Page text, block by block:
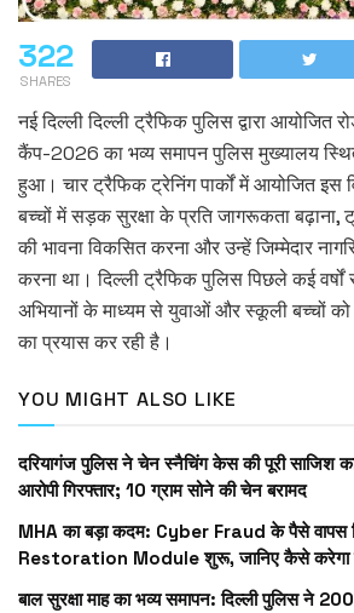
322
SHARES
नई दिल्ली दिल्ली ट्रैफिक पुलिस द्वारा आयोजित
कैंप-2026 का भव्य समापन पुलिस मुख्यालय
हुआ। चार ट्रैफिक ट्रेनिंग पार्कों में आयोजित इस
बच्चों में सड़क सुरक्षा के प्रति जागरूकता बढ़ाना,
की भावना विकसित करना और उन्हें जिम्मेदार
करना था। दिल्ली ट्रैफिक पुलिस पिछले कई
अभियानों के माध्यम से युवाओं और स्कूली बच्चों
का प्रयास कर रही है।
YOU MIGHT ALSO LIKE
दरियागंज पुलिस ने चेन स्नैचिंग केस की पूरी साजिश का
आरोपी गिरफ्तार; 10 ग्राम सोने की चेन बरामद
MHA का बड़ा कदम: Cyber Fraud के पैसे वापस
Restoration Module शुरू, जानिए कैसे करेगा
बाल सुरक्षा माह का भव्य समापन: दिल्ली पुलिस ने